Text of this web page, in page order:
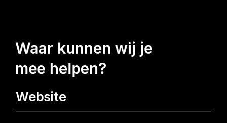
waar kunnen wij je
mee helpen?
Website